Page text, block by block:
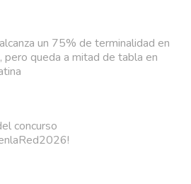
un 75% de terminalidad en
pero queda a mitad de tabla en
concurso